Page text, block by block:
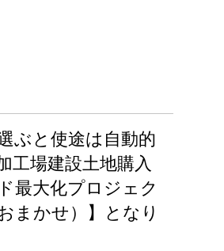
ぶと使途は自動的
場建設土地購入
最大化プロジェク
まかせ）】となり